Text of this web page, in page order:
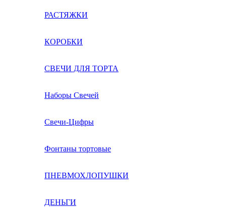
РАСТЯЖКИ
КОРОБКИ
СВЕЧИ ДЛЯ ТОРТА
Наборы Свечей
Свечи-Цифры
Фонтаны тортовые
ПНЕВМОХЛОПУШКИ
ДЕНЬГИ